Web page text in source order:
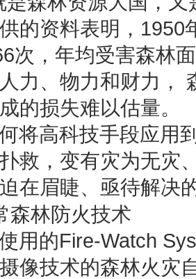
的资料表明，
次，年均受害森林
力、物力和财力，
的损失难以估量。
将高科技手段应用
救，变有灾为无灾
在眉睫、亟待解决
森林防火技术
用的Fire-Watch
像技术的森林火灾